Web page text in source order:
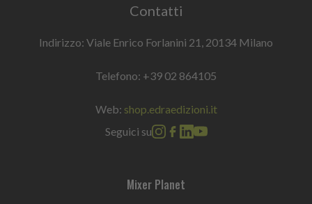
Contatti
Indirizzo: Viale Enrico Forlanini 21, 20134 Milano
Telefono: +39 02 864105
Web: shop.edraedizioni.it
Seguici su
Mixer Planet